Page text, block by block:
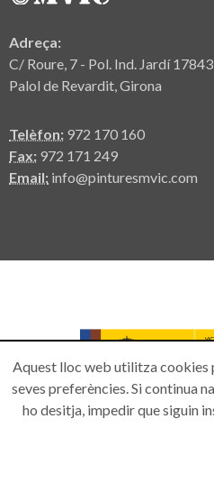
Adreça:
C/ Roure, 7 - Pol. Ind. Jardí 17843
Palol de Revardit, Girona
Telèfon: 972 170 160
Fax: 972 171 249
Email: info@pinturesmvic.com
Aquest lloc web utilitza cookies
seves preferències. Si continua
ho desitja, impedir que siguin